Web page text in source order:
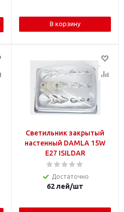
В корзину
Светильник закрытый
настенный DAMLA 15W
E27 ISILDAR
Достаточно
62лей/шт